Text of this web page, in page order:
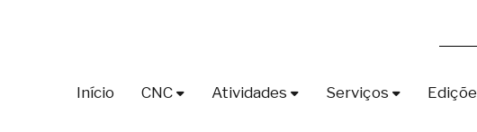
Início CNC Atividades Serviços